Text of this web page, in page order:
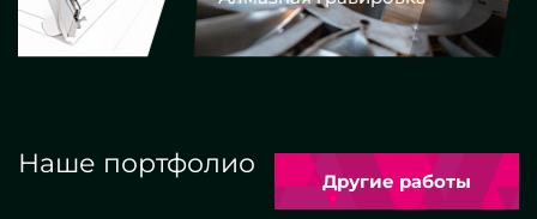
Наше портфолио
Другие работы